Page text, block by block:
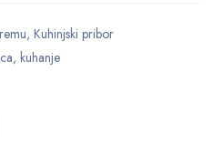
, Kuhinjski pribor
, kuhanje